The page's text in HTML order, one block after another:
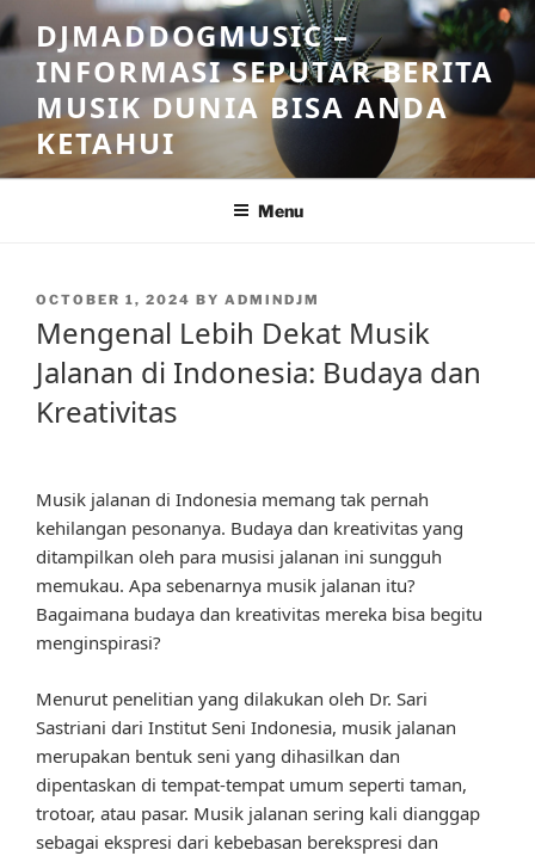
Skip
to
content
DJMADDOGMUSIC –
INFORMASI SEPUTAR BERITA
MUSIK DUNIA BISA ANDA
KETAHUI
Menu
POSTED
OCTOBER 1, 2024 BY ADMINDJM
Mengenal Lebih Dekat Musik
Jalanan di Indonesia: Budaya dan
Kreativitas
Musik jalanan di Indonesia memang tak pernah
kehilangan pesonanya. Budaya dan kreativitas yang
ditampilkan oleh para musisi jalanan ini sungguh
memukau. Apa sebenarnya musik jalanan itu?
Bagaimana budaya dan kreativitas mereka bisa begitu
menginspirasi?
Menurut penelitian yang dilakukan oleh Dr. Sari
Sastriani dari Institut Seni Indonesia, musik jalanan
merupakan bentuk seni yang dihasilkan dan
dipentaskan di tempat-tempat umum seperti taman,
trotoar, atau pasar. Musik jalanan sering kali dianggap
sebagai ekspresi dari kebebasan berekspresi dan